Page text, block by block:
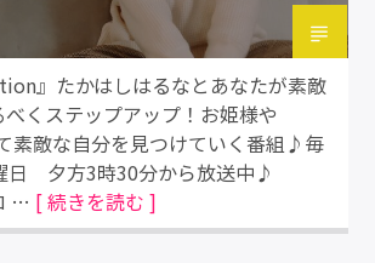
』たかはしはるなとあなたが素敵
くステップアップ！お姫様や
素敵な自分を見つけていく番組♪毎
日 夕方3時30分から放送中♪
… [ 続きを読む ]